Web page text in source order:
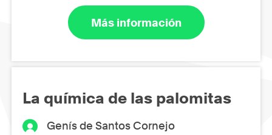
Más información
La química de las palomitas
Genís de Santos Cornejo